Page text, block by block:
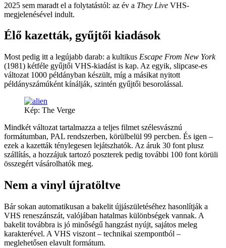
2025 sem maradt el a folytatástól: az év a They Live VHS-
megjelenésével indult.
Élő kazetták, gyűjtői kiadások
Most pedig itt a legújabb darab: a kultikus Escape From New York
(1981) kétféle gyűjtői VHS-kiadást is kap. Az egyik, slipcase-es
változat 1000 példányban készült, míg a másikat nyitott
példányszámúként kínálják, szintén gyűjtői besorolással.
Kép: The Verge
Mindkét változat tartalmazza a teljes filmet szélesvásznú
formátumban, PAL rendszerben, körülbelül 99 percben. És igen –
ezek a kazetták ténylegesen lejátszhatók. Az áruk 30 font plusz
szállítás, a hozzájuk tartozó poszterek pedig további 100 font körüli
összegért vásárolhatók meg.
Nem a vinyl újratöltve
Bár sokan automatikusan a bakelit újjászületéséhez hasonlítják a
VHS reneszánszát, valójában hatalmas különbségek vannak. A
bakelit továbbra is jó minőségű hangzást nyújt, sajátos meleg
karakterével. A VHS viszont – technikai szempontból –
meglehetősen elavult formátum.